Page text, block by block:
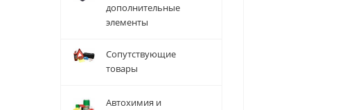
дополнительные
элементы
Сопутствующие
товары
Автохимия и